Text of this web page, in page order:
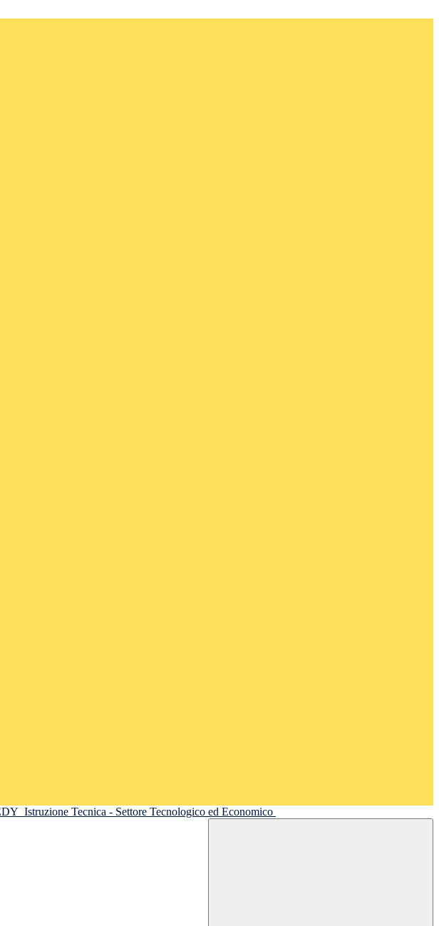
Istruzione Tecnica - Settore Tecnologico ed Economico